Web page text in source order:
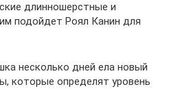
длинношерстные и
подойдет Роял Канин для
несколько дней ела новый
которые определят уровень